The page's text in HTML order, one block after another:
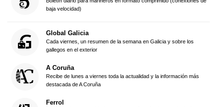
baja velocidad)
Global Galicia
Cada viernes, un resumen de la semana en Galicia y sobre los
gallegos en el exterior
A Coruña
Recibe de lunes a viernes toda la actualidad y la información más
destacada de A Coruña
Ferrol